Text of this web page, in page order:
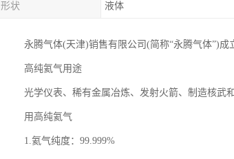
形状 液体
永腾气体(天津)销售有限公司(简称“永腾气体”)成
高纯氦气用途
光学仪表、稀有金属冶炼、发射火箭、制造核武
用高纯氦气
1.氦气纯度：99.999%